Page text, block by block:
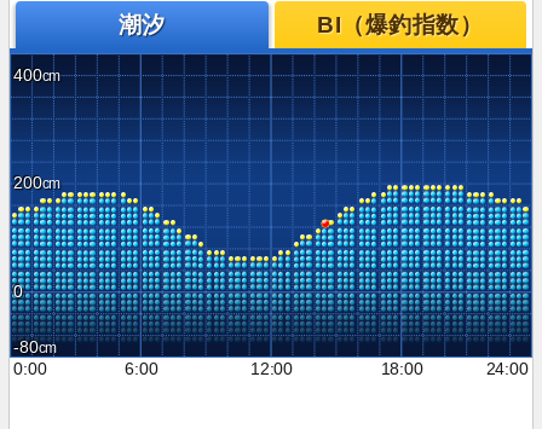
潮汐 BI（爆釣指数）
400
200
0
-80
0:00
6:00 12:00 18:00 24:00